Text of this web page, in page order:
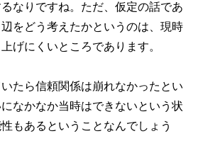
なりですね。ただ、仮定の話であ
をどう考えたかというのは、現時
げにくいところであります。
たら信頼関係は崩れなかったとい
なかなか当時はできないという状
もあるということなんでしょう